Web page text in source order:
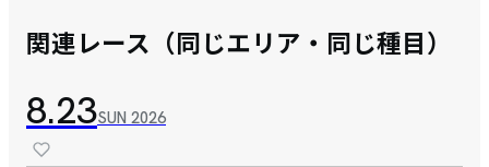
関連レース（同じエリア・同じ種目）
8.23SUN 2026